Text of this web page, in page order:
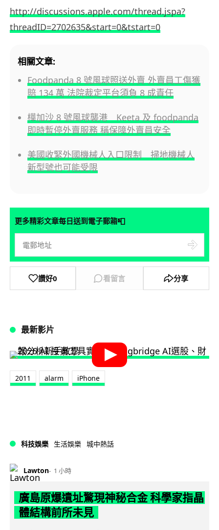
http://discussions.apple.com/thread.jspa?
threadID=2702635&start=0&tstart=0
相關文章:
Foodpanda 8 號風球照送外賣 外賣員工傷獲
賠 134 萬 法院裁定平台須負 8 成責任
樺加沙 8 號風球襲港 Keeta 及 foodpanda
即時暫停外賣服務 稱保障外賣員安全
美國收緊外國機械人入口限制 掃地機械人
新型號也可能受限
更多精彩文章每日送到電子郵箱📮
讚好0 看留言 分享
最新影片
2011 alarm iPhone
科技娛樂 生活娛樂 城中熱話
Lawton 1 小時
廣島原爆遺址驚現神秘合金 科學家指晶
體結構前所未見